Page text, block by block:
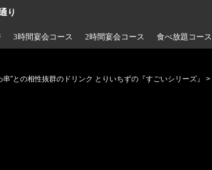
り
3時間宴会コース 2時間宴会コース 食べ放題コース
串”との相性抜群のドリンク とりいちずの『すごいシリーズ』 >